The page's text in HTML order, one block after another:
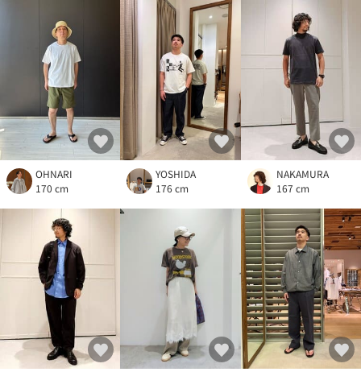
OHNARI
170 cm
YOSHIDA
176 cm
NAKAMURA
167 cm